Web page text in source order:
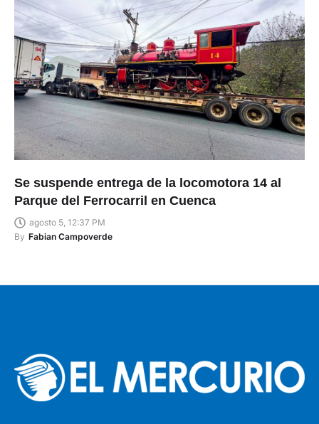
Se suspende entrega de la locomotora 14 al
Parque del Ferrocarril en Cuenca
agosto 5, 12:37 PM
By Fabian Campoverde